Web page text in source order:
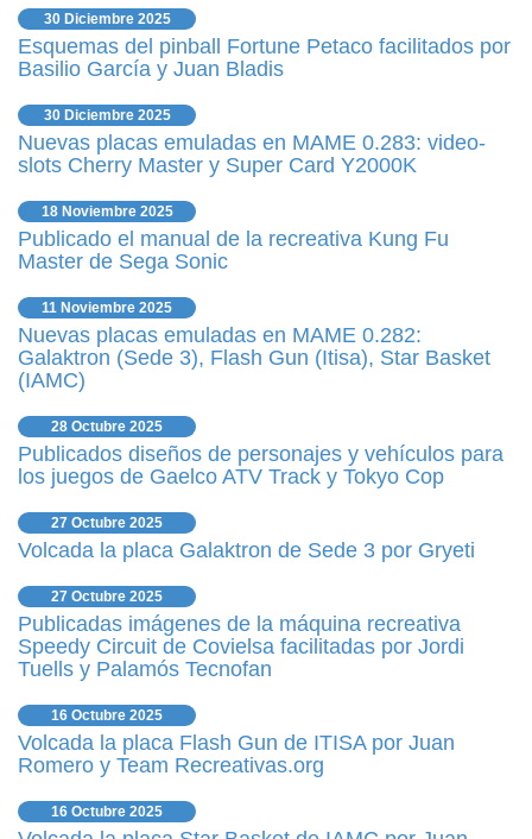
30 Diciembre 2025
Esquemas del pinball Fortune Petaco facilitados por
Basilio García y Juan Bladis
30 Diciembre 2025
Nuevas placas emuladas en MAME 0.283: video-
slots Cherry Master y Super Card Y2000K
18 Noviembre 2025
Publicado el manual de la recreativa Kung Fu
Master de Sega Sonic
11 Noviembre 2025
Nuevas placas emuladas en MAME 0.282:
Galaktron (Sede 3), Flash Gun (Itisa), Star Basket
(IAMC)
28 Octubre 2025
Publicados diseños de personajes y vehículos para
los juegos de Gaelco ATV Track y Tokyo Cop
27 Octubre 2025
Volcada la placa Galaktron de Sede 3 por Gryeti
27 Octubre 2025
Publicadas imágenes de la máquina recreativa
Speedy Circuit de Covielsa facilitadas por Jordi
Tuells y Palamós Tecnofan
16 Octubre 2025
Volcada la placa Flash Gun de ITISA por Juan
Romero y Team Recreativas.org
16 Octubre 2025